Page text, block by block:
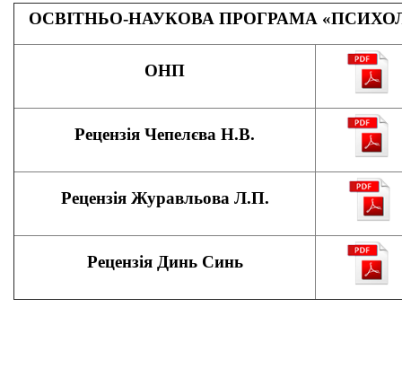
ОСВІТНЬО-НАУКОВА ПРОГРАМА
ОНП
Рецензія Чепелєва Н.В.
Рецензія Журавльова Л.П.
Рецензія Динь Синь